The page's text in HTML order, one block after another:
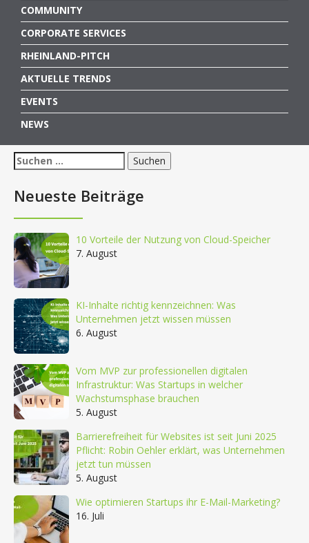
COMMUNITY
CORPORATE SERVICES
RHEINLAND-PITCH
AKTUELLE TRENDS
EVENTS
NEWS
Suchen
nach:
Neueste Beiträge
10 Vorteile der Nutzung von Cloud-Speicher
7. August
KI-Inhalte richtig kennzeichnen: Was
Unternehmen jetzt wissen müssen
6. August
Vom MVP zur professionellen digitalen
Infrastruktur: Was Startups in welcher
Wachstumsphase brauchen
5. August
Barrierefreiheit für Websites ist seit Juni 2025
Pflicht: Robin Oehler erklärt, was Unternehmen
jetzt tun müssen
5. August
Wie optimieren Startups ihr E-Mail-Marketing?
16. Juli